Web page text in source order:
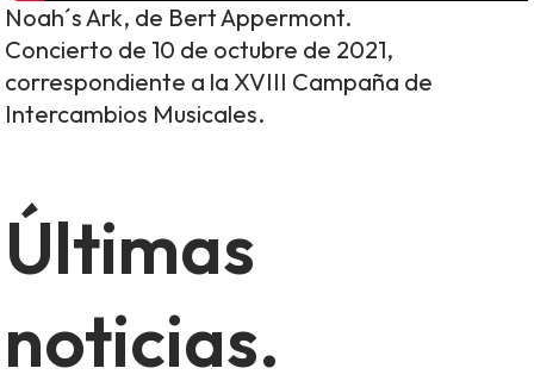
Noah´s Ark, de Bert Appermont.
Concierto de 10 de octubre de 2021,
correspondiente a la XVIII Campaña de
Intercambios Musicales.
Últimas
noticias.